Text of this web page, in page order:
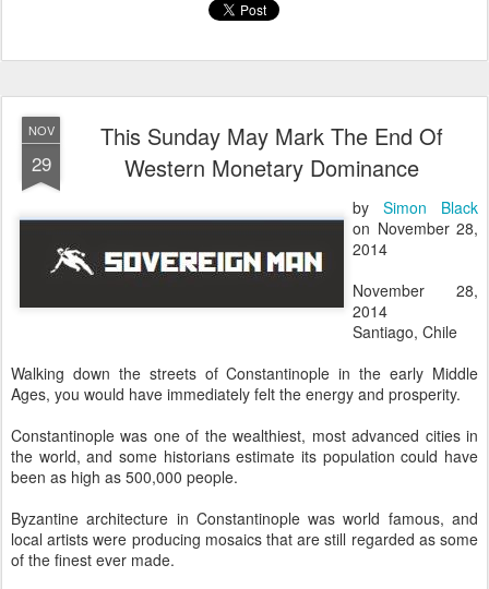
NOV
29
This Sunday May Mark The End Of
Western Monetary Dominance
by Simon Black
on November 28,
2014
November 28,
2014
Santiago, Chile
Walking down the streets of Constantinople in the early Middle
Ages, you would have immediately felt the energy and prosperity.
Constantinople was one of the wealthiest, most advanced cities in
the world, and some historians estimate its population could have
been as high as 500,000 people.
Byzantine architecture in Constantinople was world famous, and
local artists were producing mosaics that are still regarded as some
of the finest ever made.